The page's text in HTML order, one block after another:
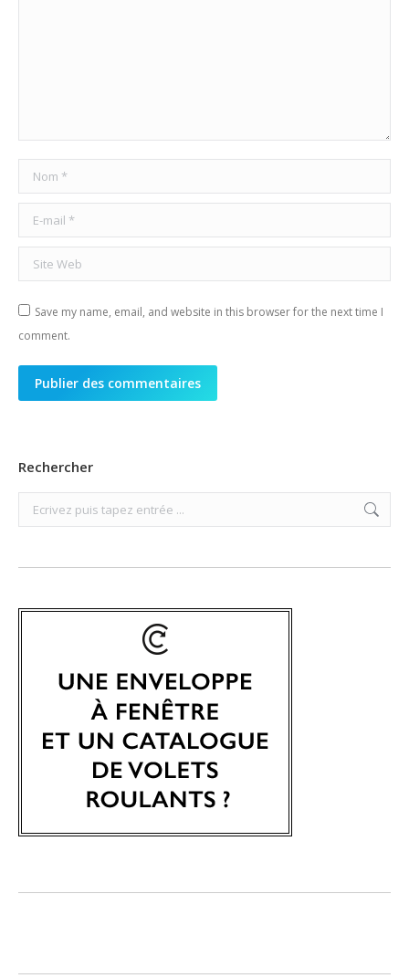
Nom *
E-mail *
Site Web
Save my name, email, and website in this browser for the next time I
comment.
Publier des commentaires
Rechercher
Search: